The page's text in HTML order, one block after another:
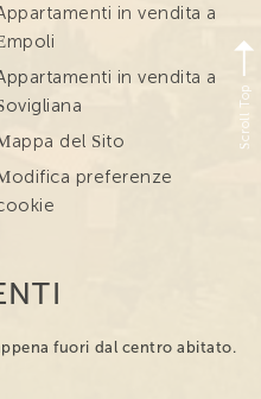
in vendita a
in vendita a
del Sito
preferenze
fuori dal centro abitato.
Scroll Top